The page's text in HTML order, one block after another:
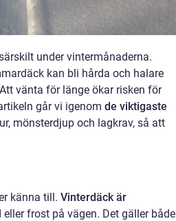
under vintermånaderna.
kan bli hårda och halare
vänta för länge ökar risken för
går vi igenom de viktigaste
mönsterdjup och lagkrav, så att
känna till. Vinterdäck är
frost på vägen. Det gäller både